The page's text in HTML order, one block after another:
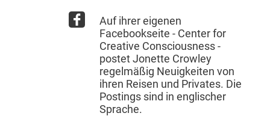
Auf ihrer eigenen
Facebookseite - Center for
Creative Consciousness -
postet Jonette Crowley
regelmäßig Neuigkeiten von
ihren Reisen und Privates. Die
Postings sind in englischer
Sprache.